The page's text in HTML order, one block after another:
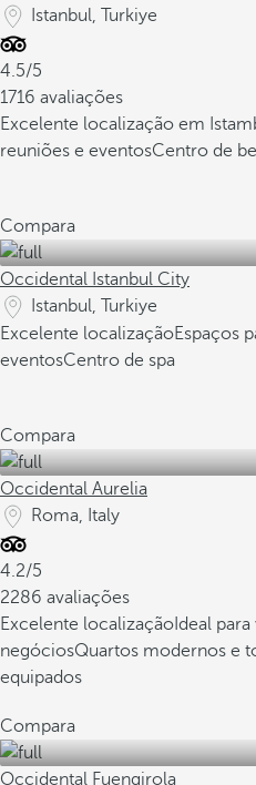
Istanbul, Turkiye
4.5/5
1716 avaliações
Excelente localização em
reuniões e eventosCentro de
Compara
Occidental Istanbul City
Istanbul, Turkiye
Excelente localizaçãoEspaços
eventosCentro de spa
Compara
Occidental Aurelia
Roma, Italy
4.2/5
2286 avaliações
Excelente localização Ideal
negóciosQuartos modernos e
equipados
Compara
Occidental Fuengirola